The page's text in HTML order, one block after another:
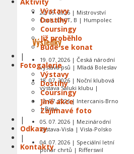
Výstavy
Dostihy
Coursingy
Již proběhlo
Bude se konat
|
Fotogalerie
Výstavy
Dostihy
Coursingy
Jiné akce
Zajímavé foto
|
Odkazy
|
Kontakty
20. 09. 2026 | Mistrovství
Čech, CACT, B | Humpolec
Výsledky
19. 07. 2026 | Česká národní
výstava psů | Mladá Boleslav
18. 07. 2026 | Noční klubová
výstava Saluki klubu |
12. 07. 2026 | Intercanis-Brno
| Brno
05. 07. 2026 | Mezinárodní
výstava-Visla | Visla-Polsko
04. 07. 2026 | Speciální letní
pohár chrtů | Rifferswil